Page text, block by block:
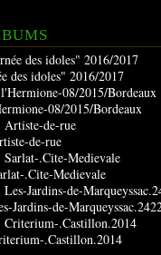
des idoles" 2016/2017
08/2015/Bordeaux
de-rue
.Cite-Medievale
Jardins-de-
.Castillon.2014